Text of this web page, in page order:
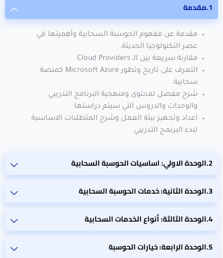
مقدمة
مقدمة عن مفهوم الحوسبة السحابية وأهميتها في
عصر التكنولوجيا الحديثة.
مقارنة سريعة بين الـ Cloud Providers
التعرف على تاريخ وتطور Microsoft Azure كمنصة
سحابية.
شرح مفصل لمحتوى ومنهجية البرنامج التدريبي
والوحدات والدروس التي سيتم دراستها
اعداد وتجهيز بيئة العمل وشرح المتطلبات الاساسية
لبدء البرنمج التدريبي
الوحدة الاولي: اساسيات الحوسبة السحابية
الوحدة الثانية: خدمات الحوسبة السحابية
الوحدة الثالثة: أنواع الخدمات السحابية
الوحدة الرابعة: خيارات الحوسبة